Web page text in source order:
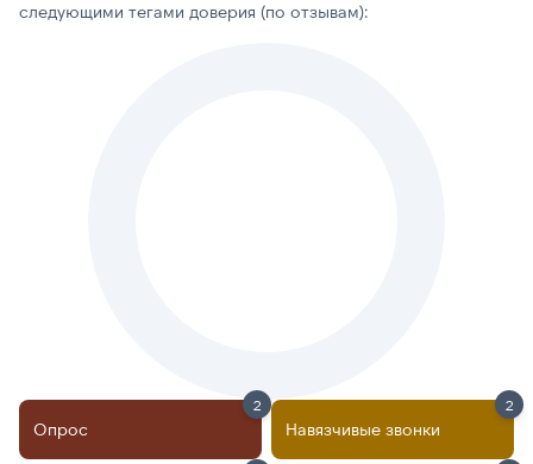
следующими тегами доверия (по отзывам):
Опрос
2
Навязчивые звонки
2